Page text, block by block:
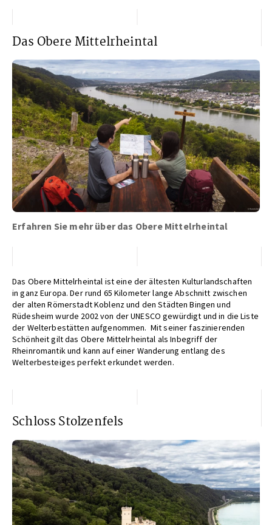
Das Obere Mittelrheintal
Erfahren Sie mehr über das Obere Mittelrheintal
Das Obere Mittelrheintal ist eine der ältesten Kulturlandschaften
in ganz Europa. Der rund 65 Kilometer lange Abschnitt zwischen
der alten Römerstadt Koblenz und den Städten Bingen und
Rüdesheim wurde 2002 von der UNESCO gewürdigt und in die Liste
der Welterbestätten aufgenommen. Mit seiner faszinierenden
Schönheit gilt das Obere Mittelrheintal als Inbegriff der
Rheinromantik und kann auf einer Wanderung entlang des
Welterbesteiges perfekt erkundet werden.
Schloss Stolzenfels